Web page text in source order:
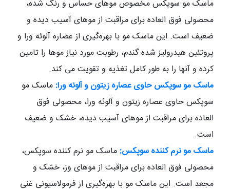
ماسک مو سوپکس مخصوص موهای حساس و رنگ شده،
محصولی فوق العاده برای مراقبت از موهای آسیب دیده و
ضعیف است. این ماسک مو با بهره‌گیری از عصاره آلوئه ورا و
پروتئین هیدرولیز شده گندم، رطوبت مورد نیاز موها را تامین
کرده و آنها را به طور کامل تغذیه و تقویت می کند.
ماسک مو سوپکس حاوی عصاره زیتون و آلوئه ورا: ماسک مو
سوپکس حاوی عصاره زیتون و آلوئه ورا، محصولی فوق
العاده برای مراقبت از موهای آسیب دیده، خشک و ضعیف
است.
ماسک مو نرم کننده سوپکس: ماسک مو نرم کننده سوپکس،
محصولی فوق العاده برای مراقبت از موهای وز، خشک و
مجعد است. این ماسک مو با بهره‌گیری از فرمولاسیونی غنی